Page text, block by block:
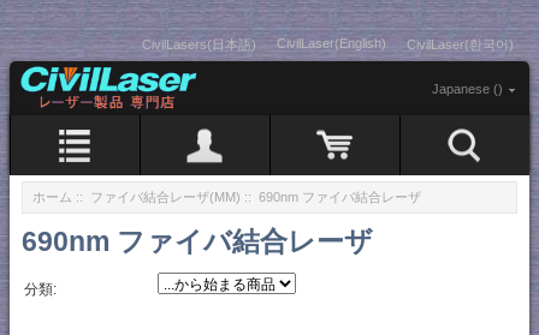
CivilLasers(日本語) CivilLaser(English) CivilLaser(한국어)
Japanese ()
ホーム :: ファイバ結合レーザ(MM) :: 690nm ファイバ結合レーザ
690nm ファイバ結合レーザ
分類: